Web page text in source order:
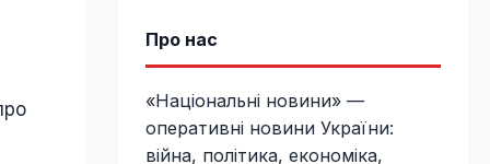
Про нас
«Національні новини» —
оперативні новини України:
війна, політика, економіка,